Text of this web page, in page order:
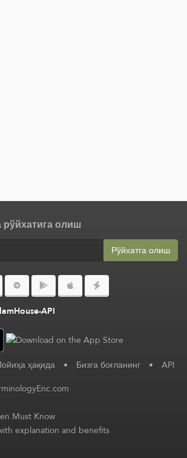
рўйхатига олиш
Рўйхатга олиш
API
ҳақида • Бизга боғланинг • API
Must Know
explanation and benefits